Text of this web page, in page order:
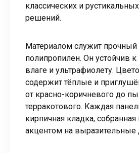
классических и
решений.
Материалом служит
полипропилен. Он устойчив
влаге и ультрафиолету.
содержит тёплые и
от красно-коричневого до
терракотового. Каждая
кирпичная кладка,
акцентом на выразительные